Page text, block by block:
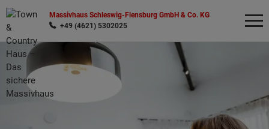
Massivhaus Schleswig-Flensburg GmbH & Co. KG
+49 (4621) 5302025
Wonach möchten Sie suchen?